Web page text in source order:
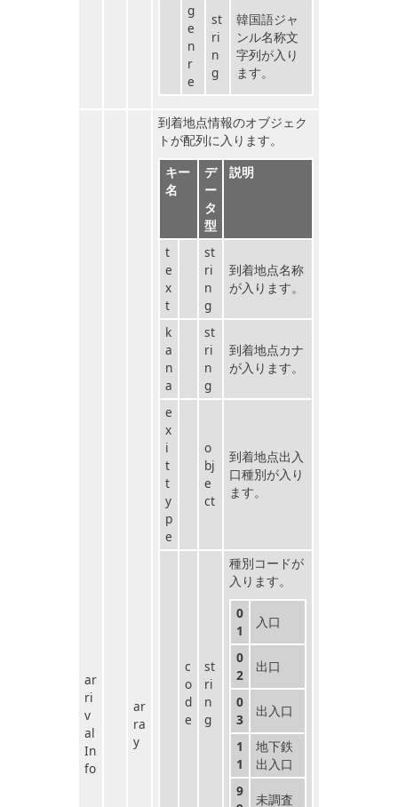
g
e
n
r
e
st
ri
n
g
韓国語ジャ
ンル名称文
字列が入り
ます。
ar
ri
v
al
In
fo
ar
ra
y
到着地点情報のオブジェク
トが配列に入ります。
キー
名
デ
ー
タ
型
説明
t
e
x
t
st
ri
n
g
到着地点名称
が入ります。
k
a
n
a
st
ri
n
g
到着地点カナ
が入ります。
e
x
i
t
t
y
p
e
o
bj
e
ct
到着地点出入
口種別が入り
ます。
c
o
d
e
st
ri
n
g
種別コードが
入ります。
0
1
入口
0
2
出口
0
3
出入口
1
1
地下鉄
出入口
9
未調査